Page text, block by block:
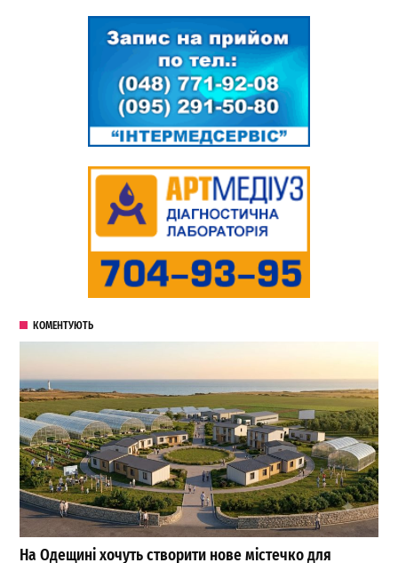
КОМЕНТУЮТЬ
На Одещині хочуть створити нове містечко для